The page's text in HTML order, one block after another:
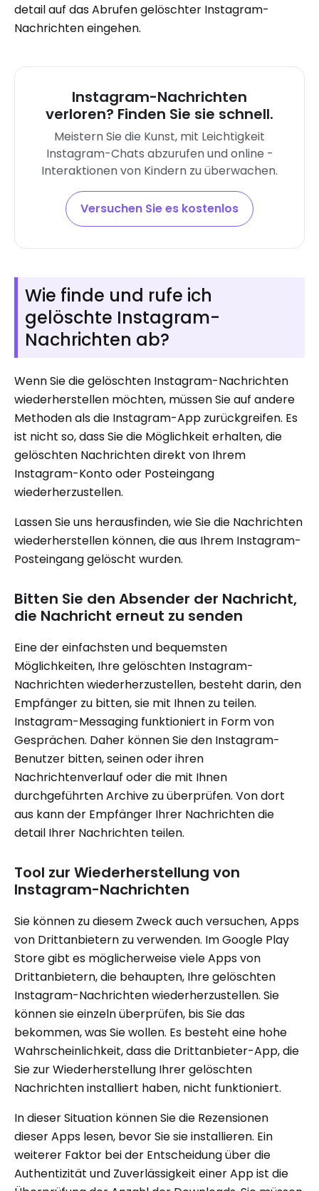
detail auf das Abrufen gelöschter Instagram-
Nachrichten eingehen.
Instagram-Nachrichten
verloren? Finden Sie sie schnell.
Meistern Sie die Kunst, mit Leichtigkeit
Instagram-Chats abzurufen und online -
Interaktionen von Kindern zu überwachen.
Versuchen Sie es kostenlos
Wie finde und rufe ich
gelöschte Instagram-
Nachrichten ab?
Wenn Sie die gelöschten Instagram-Nachrichten
wiederherstellen möchten, müssen Sie auf andere
Methoden als die Instagram-App zurückgreifen. Es
ist nicht so, dass Sie die Möglichkeit erhalten, die
gelöschten Nachrichten direkt von Ihrem
Instagram-Konto oder Posteingang
wiederherzustellen.
Lassen Sie uns herausfinden, wie Sie die Nachrichten
wiederherstellen können, die aus Ihrem Instagram-
Posteingang gelöscht wurden.
Bitten Sie den Absender der Nachricht,
die Nachricht erneut zu senden
Eine der einfachsten und bequemsten
Möglichkeiten, Ihre gelöschten Instagram-
Nachrichten wiederherzustellen, besteht darin, den
Empfänger zu bitten, sie mit Ihnen zu teilen.
Instagram-Messaging funktioniert in Form von
Gesprächen. Daher können Sie den Instagram-
Benutzer bitten, seinen oder ihren
Nachrichtenverlauf oder die mit Ihnen
durchgeführten Archive zu überprüfen. Von dort
aus kann der Empfänger Ihrer Nachrichten die
detail Ihrer Nachrichten teilen.
Tool zur Wiederherstellung von
Instagram-Nachrichten
Sie können zu diesem Zweck auch versuchen, Apps
von Drittanbietern zu verwenden. Im Google Play
Store gibt es möglicherweise viele Apps von
Drittanbietern, die behaupten, Ihre gelöschten
Instagram-Nachrichten wiederherzustellen. Sie
können sie einzeln überprüfen, bis Sie das
bekommen, was Sie wollen. Es besteht eine hohe
Wahrscheinlichkeit, dass die Drittanbieter-App, die
Sie zur Wiederherstellung Ihrer gelöschten
Nachrichten installiert haben, nicht funktioniert.
In dieser Situation können Sie die Rezensionen
dieser Apps lesen, bevor Sie sie installieren. Ein
weiterer Faktor bei der Entscheidung über die
Authentizität und Zuverlässigkeit einer App ist die